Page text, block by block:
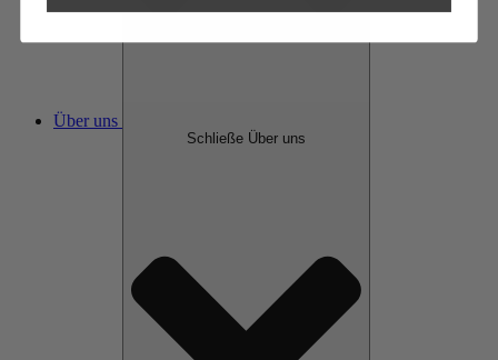
Über uns
Schließe Über uns